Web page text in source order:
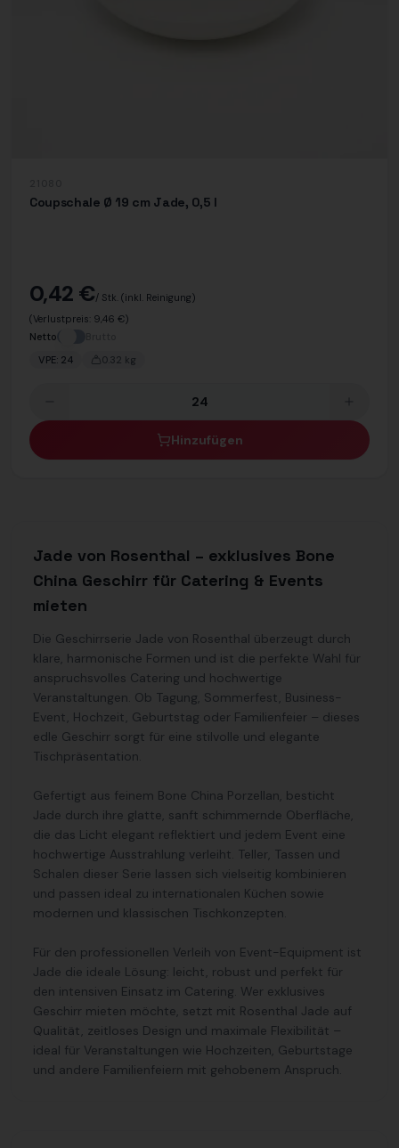
Coupschale Ø 19 cm Jade, 0,5 l
0,42 €/ Stk.(inkl. Reinigung)
(Verlustpreis: 9,46 €)
Netto
VPE: 24 0.32 kg
Hinzufügen
Jade von Rosenthal – exklusives Bone
China Geschirr für Catering & Events
mieten
Die Geschirrserie Jade von Rosenthal überzeugt durch
klare, harmonische Formen und ist die perfekte Wahl für
anspruchsvolles Catering und hochwertige
Veranstaltungen. Ob Tagung, Sommerfest, Business-
Event, Hochzeit, Geburtstag oder Familienfeier – dieses
edle Geschirr sorgt für eine stilvolle und elegante
Tischpräsentation.
Gefertigt aus feinem Bone China Porzellan, besticht
Jade durch ihre glatte, sanft schimmernde Oberfläche,
die das Licht elegant reflektiert und jedem Event eine
hochwertige Ausstrahlung verleiht. Teller, Tassen und
Schalen dieser Serie lassen sich vielseitig kombinieren
und passen ideal zu internationalen Küchen sowie
modernen und klassischen Tischkonzepten.
Für den professionellen Verleih von Event-Equipment ist
Jade die ideale Lösung: leicht, robust und perfekt für
den intensiven Einsatz im Catering. Wer exklusives
Geschirr mieten möchte, setzt mit Rosenthal Jade auf
Qualität, zeitloses Design und maximale Flexibilität –
ideal für Veranstaltungen wie Hochzeiten, Geburtstage
und andere Familienfeiern mit gehobenem Anspruch.